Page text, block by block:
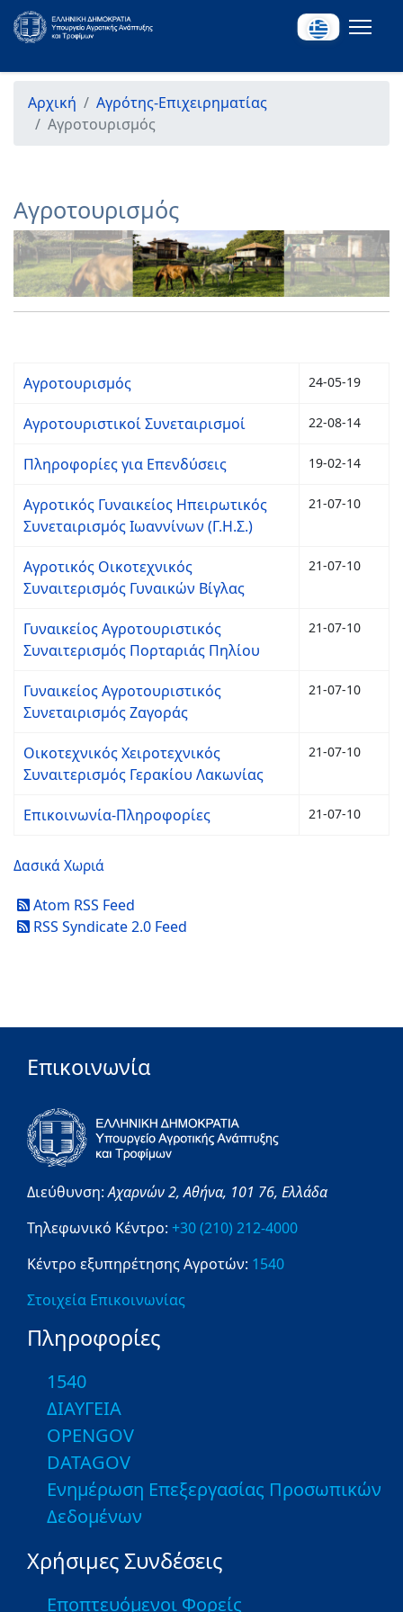
Αρχική
Αγρότης-Επιχειρηματίας
Αγροτουρισμός
Αγροτουρισμός
Αγροτουρισμός 24-05-19
Αγροτουριστικοί Συνεταιρισμοί 22-08-14
Πληροφορίες για Επενδύσεις 19-02-14
Αγροτικός Γυναικείος Ηπειρωτικός
Συνεταιρισμός Ιωαννίνων (Γ.Η.Σ.)
21-07-10
Αγροτικός Οικοτεχνικός
Συναιτερισμός Γυναικών Βίγλας
21-07-10
Γυναικείος Αγροτουριστικός
Συναιτερισμός Πορταριάς Πηλίου
21-07-10
Γυναικείος Αγροτουριστικός
Συνεταιρισμός Ζαγοράς
21-07-10
Οικοτεχνικός Χειροτεχνικός
Συναιτερισμός Γερακίου Λακωνίας
21-07-10
Επικοινωνία-Πληροφορίες 21-07-10
Δασικά Χωριά
Atom RSS Feed
RSS Syndicate 2.0 Feed
Επικοινωνία
Διεύθυνση:Αχαρνών 2,Αθήνα, 101 76, Ελλάδα
Τηλεφωνικό Κέντρο: +30 (210) 212-4000
Κέντρο εξυπηρέτησης Αγροτών: 1540
Στοιχεία Επικοινωνίας
Πληροφορίες
1540
ΔΙΑΥΓΕΙΑ
OPENGOV
DATAGOV
Ενημέρωση Επεξεργασίας Προσωπικών
Δεδομένων
Χρήσιμες Συνδέσεις
Εποπτευόμενοι Φορείς